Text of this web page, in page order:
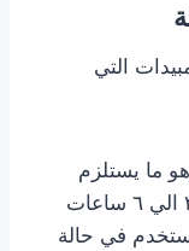
التي
ما يستلزم
في حالة